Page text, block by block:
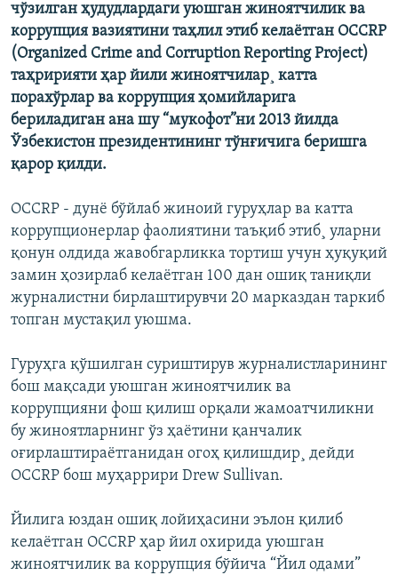
чўзилган ҳудудлардаги уюшган жиноятчилик ва
коррупция вазиятини таҳлил этиб келаëтган OCCRP
(Organized Crime and Corruption Reporting Project)
таҳририяти ҳар йили жиноятчилар¸ катта
порахўрлар ва коррупция ҳомийларига
бериладиган ана шу “мукофот”ни 2013 йилда
Ўзбекистон президентининг тўнғичига беришга
қарор қилди.
OCCRP - дунë бўйлаб жиноий гуруҳлар ва катта
коррупционерлар фаолиятини таъқиб этиб¸ уларни
қонун олдида жавобгарликка тортиш учун ҳуқуқий
замин ҳозирлаб келаëтган 100 дан ошиқ таниқли
журналистни бирлаштирувчи 20 марказдан таркиб
топган мустақил уюшма.
Гуруҳга қўшилган суриштирув журналистларининг
бош мақсади уюшган жиноятчилик ва
коррупцияни фош қилиш орқали жамоатчиликни
бу жиноятларнинг ўз ҳаëтини қанчалик
оғирлаштираëтганидан огоҳ қилишдир¸ дейди
OCCRP бош муҳаррири Drew Sullivan.
Йилига юздан ошиқ лойиҳасини эълон қилиб
келаëтган OCCRP ҳар йил охирида уюшган
жиноятчилик ва коррупция бўйича “Йил одами”